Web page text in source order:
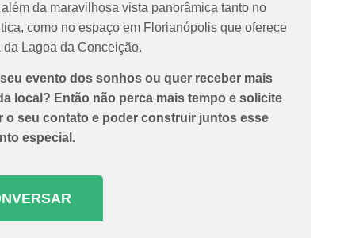
da maravilhosa vista panorâmica tanto no
como no espaço em Florianópolis que oferece
Lagoa da Conceição.
evento dos sonhos ou quer receber mais
local? Então não perca mais tempo e solicite
o seu contato e poder construir juntos esse
especial.